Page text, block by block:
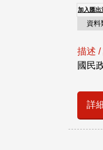
加入匯出
資料
描述 /
國民
詳